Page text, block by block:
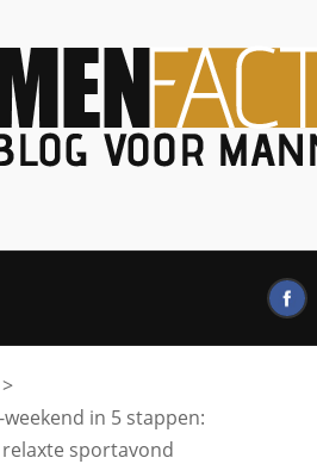
>
in 5 stappen:
sportavond